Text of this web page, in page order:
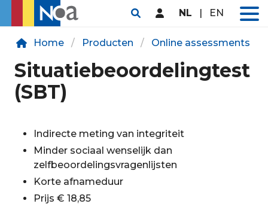
NL | EN
Home Producten Online assessments
Situatiebeoordelingtest
(SBT)
Indirecte meting van integriteit
Minder sociaal wenselijk dan
zelfbeoordelingsvragenlijsten
Korte afnameduur
Prijs € 18,85